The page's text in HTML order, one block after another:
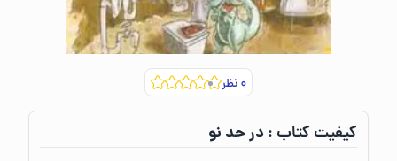
۰نظر
کیفیت کتاب :‌در حد نو